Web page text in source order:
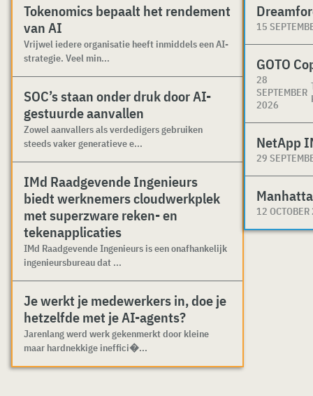
Tokenomics bepaalt het rendement
van AI
Vrijwel iedere organisatie heeft inmiddels een AI-
strategie. Veel min...
SOC’s staan onder druk door AI-
gestuurde aanvallen
Zowel aanvallers als verdedigers gebruiken
steeds vaker generatieve e...
IMd Raadgevende Ingenieurs
biedt werknemers cloudwerkplek
met superzware reken- en
tekenapplicaties
IMd Raadgevende Ingenieurs is een onafhankelijk
ingenieursbureau dat ...
Je werkt je medewerkers in, doe je
hetzelfde met je AI-agents?
Jarenlang werd werk gekenmerkt door kleine
maar hardnekkige ineffici�...
15
GOTO
28
SEPTEMBER
2026
NetApp
29
12